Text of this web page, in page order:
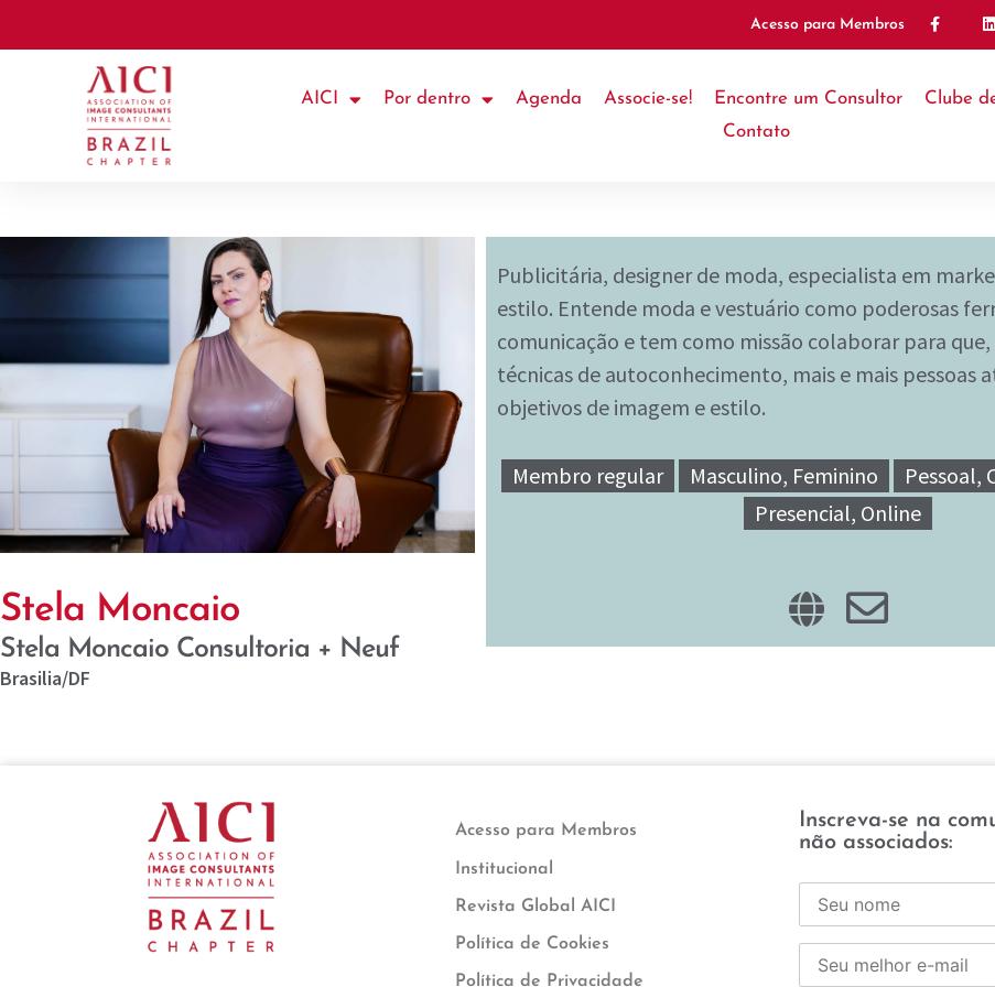
Acesso para Membros
AICI Por dentro Agenda Associe-se! Encontre um Consultor Clube
Contato
Stela Moncaio
Stela Moncaio Consultoria + Neuf
Brasilia/DF
Publicitária, designer de moda, especialista em
estilo. Entende moda e vestuário como poderosas
comunicação e tem como missão colaborar para
técnicas de autoconhecimento, mais e mais pessoas
objetivos de imagem e estilo.
Membro regular Masculino, Feminino
Pessoal,
Presencial, Online
Acesso para Membros
Institucional
Revista Global AICI
Política de Cookies
Política de Privacidade
Inscreva-se na
não associados: